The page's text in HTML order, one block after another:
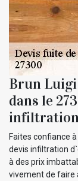
Brun
dans le
Faites confiance
devis infiltration
à des prix
vivement de faire